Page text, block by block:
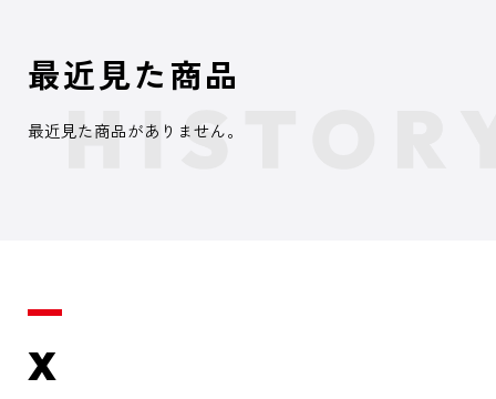
最近見た商品
最近見た商品がありません。
X